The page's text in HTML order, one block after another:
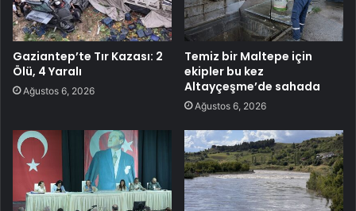
Gaziantep’te Tır Kazası: 2
Ölü, 4 Yaralı
Ağustos 6, 2026
Temiz bir Maltepe için
ekipler bu kez
Altayçeşme’de sahada
Ağustos 6, 2026